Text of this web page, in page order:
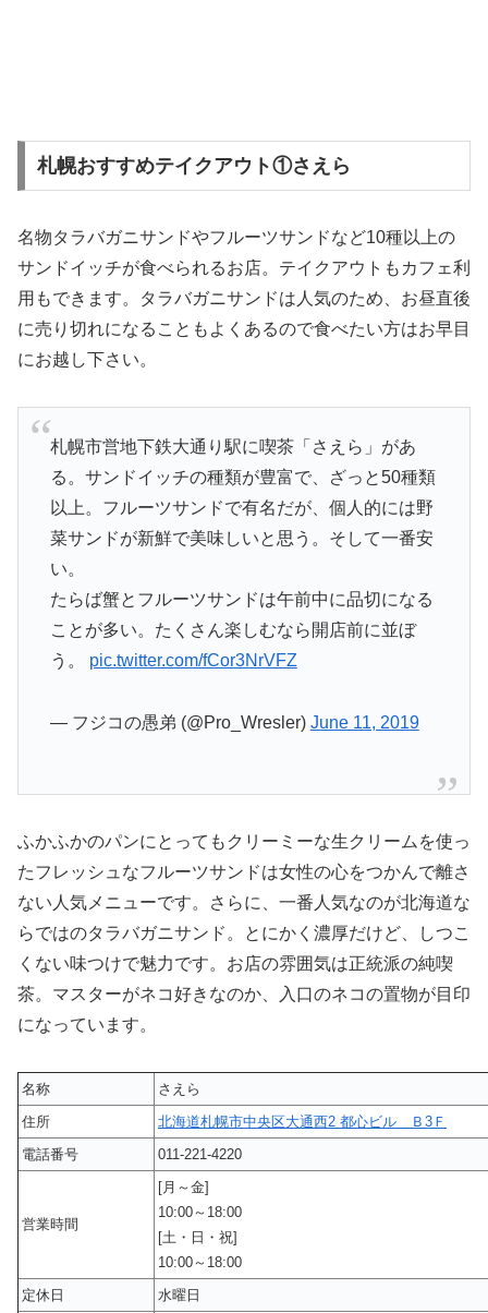
札幌おすすめテイクアウト①さえら
名物タラバガニサンドやフルーツサンドなど10種以上の
サンドイッチが食べられるお店。テイクアウトもカフェ利
用もできます。タラバガニサンドは人気のため、お昼直後
に売り切れになることもよくあるので食べたい方はお早目
にお越し下さい。
札幌市営地下鉄大通り駅に喫茶「さえら」があ
る。サンドイッチの種類が豊富で、ざっと50種類
以上。フルーツサンドで有名だが、個人的には野
菜サンドが新鮮で美味しいと思う。そして一番安
い。
たらば蟹とフルーツサンドは午前中に品切になる
ことが多い。たくさん楽しむなら開店前に並ぼ
う。 pic.twitter.com/fCor3NrVFZ
— フジコの愚弟 (@Pro_Wresler) June 11, 2019
ふかふかのパンにとってもクリーミーな生クリームを使っ
たフレッシュなフルーツサンドは女性の心をつかんで離さ
ない人気メニューです。さらに、一番人気なのが北海道な
らではのタラバガニサンド。とにかく濃厚だけど、しつこ
くない味つけで魅力です。お店の雰囲気は正統派の純喫
茶。マスターがネコ好きなのか、入口のネコの置物が目印
になっています。
名称
さえら
住所
北海道札幌市中央区大通西2 都心ビル Ｂ3Ｆ
電話番号
011-221-4220
営業時間
[月～金]
10:00～18:00
[土・日・祝]
10:00～18:00
定休日
水曜日